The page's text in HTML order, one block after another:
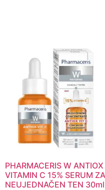
PHARMACERIS W ANTIOX
VITAMIN C 15% SERUM ZA
NEUJEDNAČEN TEN 30ml